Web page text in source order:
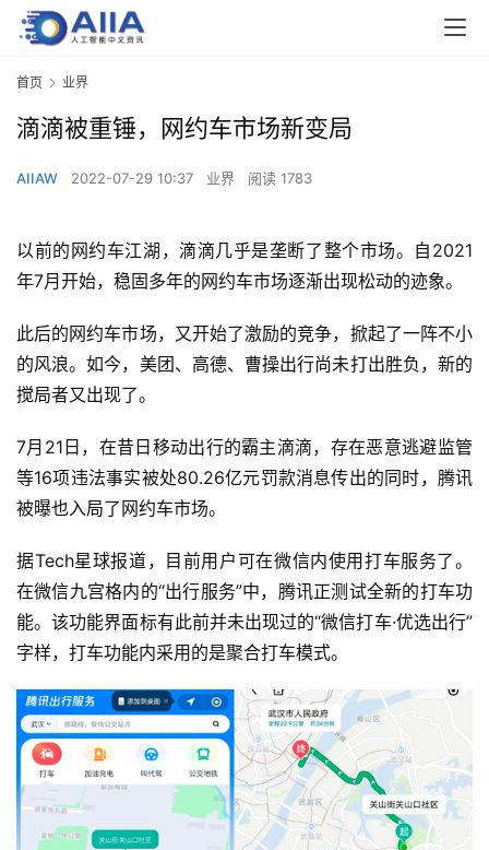
首页 业界
滴滴被重锤，网约车市场新变局
AIIAW 2022-07-29 10:37 业界 阅读 1783
以前的网约车江湖，滴滴几乎是垄断了整个市场。自2021
年7月开始，稳固多年的网约车市场逐渐出现松动的迹象。
此后的网约车市场，又开始了激励的竞争，掀起了一阵不小
的风浪。如今，美团、高德、曹操出行尚未打出胜负，新的
搅局者又出现了。
7月21日，在昔日移动出行的霸主滴滴，存在恶意逃避监管
等16项违法事实被处80.26亿元罚款消息传出的同时，腾讯
被曝也入局了网约车市场。
据Tech星球报道，目前用户可在微信内使用打车服务了。
在微信九宫格内的“出行服务”中，腾讯正测试全新的打车功
能。该功能界面标有此前并未出现过的“微信打车·优选出行”
字样，打车功能内采用的是聚合打车模式。